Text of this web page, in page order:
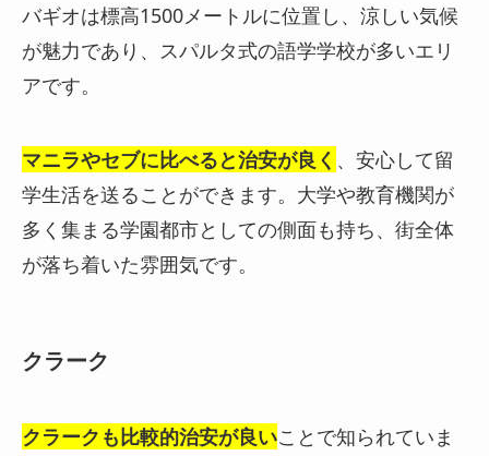
バギオは標高1500メートルに位置し、涼しい気候
が魅力であり、スパルタ式の語学学校が多いエリ
アです。
マニラやセブに比べると治安が良く 、安心して留
学生活を送ることができます。大学や教育機関が
多く集まる学園都市としての側面も持ち、街全体
が落ち着いた雰囲気です。
クラーク
クラークも比較的治安が良いことで知られていま